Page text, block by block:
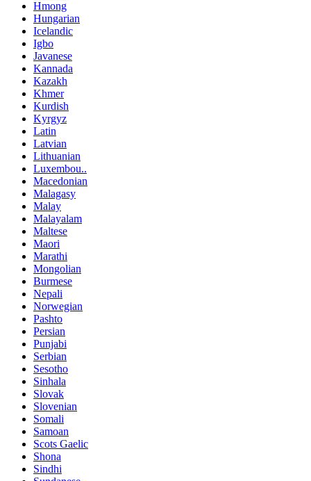
Hmong
Hungarian
Icelandic
Igbo
Javanese
Kannada
Kazakh
Khmer
Kurdish
Kyrgyz
Latin
Latvian
Lithuanian
Luxembou..
Macedonian
Malagasy
Malay
Malayalam
Maltese
Maori
Marathi
Mongolian
Burmese
Nepali
Norwegian
Pashto
Persian
Punjabi
Serbian
Sesotho
Sinhala
Slovak
Slovenian
Somali
Samoan
Scots Gaelic
Shona
Sindhi